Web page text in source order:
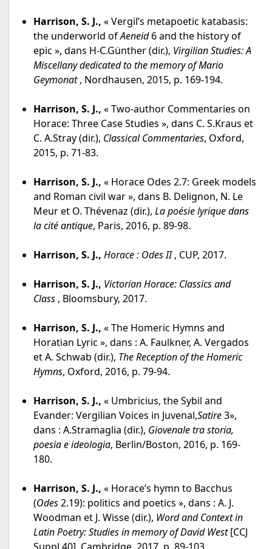
Harrison, S. J., « Vergil’s metapoetic katabasis:
the underworld ofAeneid6 and the history of
epic », dans H-C.Günther (dir.), Virgilian Studies: A
Miscellany dedicated to the memory of Mario
Geymonat, Nordhausen, 2015, p. 169-194.
Harrison, S. J., « Two-author Commentaries on
Horace: Three Case Studies », dans C. S.Kraus et
C. A.Stray (dir.), Classical Commentaries, Oxford,
2015, p. 71-83.
Harrison, S. J., « Horace Odes 2.7: Greek models
and Roman civil war », dans B. Delignon, N. Le
Meur et O. Thévenaz (dir.), La poésie lyrique dans
la cité antique, Paris, 2016, p. 89-98.
Harrison, S. J., Horace : Odes II, CUP, 2017.
Harrison, S. J., Victorian Horace: Classics and
Class , Bloomsbury, 2017.
Harrison, S. J., « The Homeric Hymns and
Horatian Lyric », dans : A. Faulkner, A. Vergados
et A. Schwab (dir.), The Reception of the Homeric
Hymns, Oxford, 2016, p. 79-94.
Harrison, S. J., « Umbricius, the Sybil and
Evander: Vergilian Voices in Juvenal,Satire3»,
dans : A.Stramaglia (dir.), Giovenale tra storia,
poesia e ideologia, Berlin/Boston, 2016, p. 169-
180.
Harrison, S. J., « Horace’s hymn to Bacchus
(Odes2.19): politics and poetics », dans : A. J.
Woodman et J. Wisse (dir.), Word and Context in
Latin Poetry: Studies in memory of David West[CCJ